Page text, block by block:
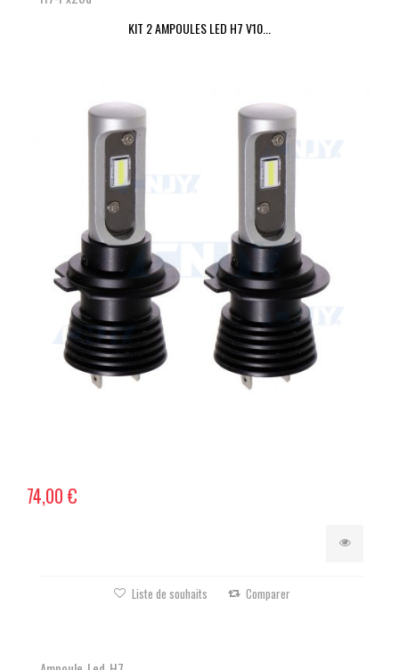
KIT 2 AMPOULES LED H7 V10...
74,00 €
Liste de souhaits Comparer